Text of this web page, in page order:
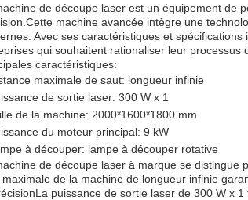
de découpe laser est un équipement de
machine avancée intègre une
Avec ses caractéristiques et
qui souhaitent rationaliser leur processus
caractéristiques:
maximale de saut: longueur infinie
de sortie laser: 300 W x 1
de la machine: 2000*1600*1800 mm
du moteur principal: 9 kW
à découper: lampe à découper rotative
de découpe laser à marque se distingue
maximale de la machine de longueur infinie
puissance de sortie laser de 300 W x